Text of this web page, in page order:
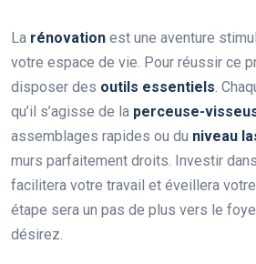
La rénovation est une aventure
votre espace de vie. Pour réussir ce
disposer des outils essentiels.
qu’il s’agisse de la perceuse-
assemblages rapides ou du niveau
murs parfaitement droits. Investir
facilitera votre travail et éveillera
étape sera un pas de plus vers le
désirez.